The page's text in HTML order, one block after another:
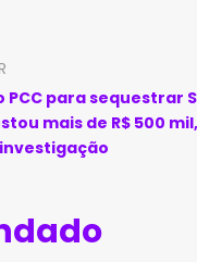
PCC para sequestrar
mais de R$ 500 mil,